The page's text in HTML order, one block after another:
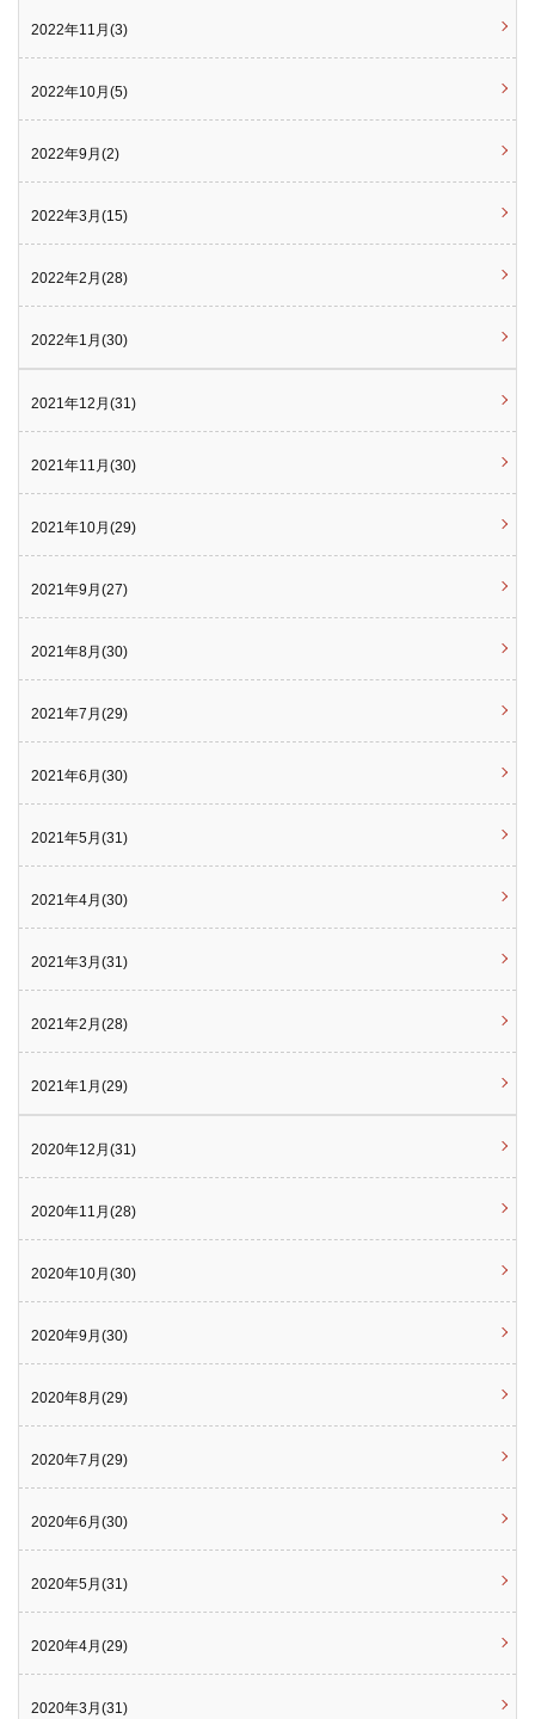
2022年11月(3)
2022年10月(5)
2022年9月(2)
2022年3月(15)
2022年2月(28)
2022年1月(30)
2021年12月(31)
2021年11月(30)
2021年10月(29)
2021年9月(27)
2021年8月(30)
2021年7月(29)
2021年6月(30)
2021年5月(31)
2021年4月(30)
2021年3月(31)
2021年2月(28)
2021年1月(29)
2020年12月(31)
2020年11月(28)
2020年10月(30)
2020年9月(30)
2020年8月(29)
2020年7月(29)
2020年6月(30)
2020年5月(31)
2020年4月(29)
2020年3月(31)